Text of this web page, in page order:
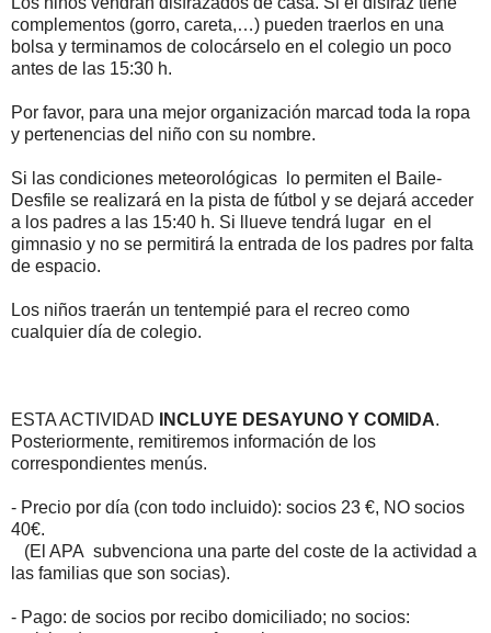
complementos (gorro, careta,…) pueden traerlos en una
bolsa y terminamos de colocárselo en el colegio un poco
antes de las 15:30 h.
Por favor, para una mejor organización marcad toda la ropa
y pertenencias del niño con su nombre.
Si las condiciones meteorológicas lo permiten el Baile-
Desfile se realizará en la pista de fútbol y se dejará acceder
a los padres a las 15:40 h. Si llueve tendrá lugar en el
gimnasio y no se permitirá la entrada de los padres por falta
de espacio.
Los niños traerán un tentempié para el recreo como
cualquier día de colegio.
ESTA ACTIVIDAD INCLUYE DESAYUNO Y COMIDA.
Posteriormente, remitiremos información de los
correspondientes menús.
- Precio por día (con todo incluido): socios 23 €, NO socios
40€.
(El APA subvenciona una parte del coste de la actividad a
las familias que son socias).
- Pago: de socios por recibo domiciliado; no socios: